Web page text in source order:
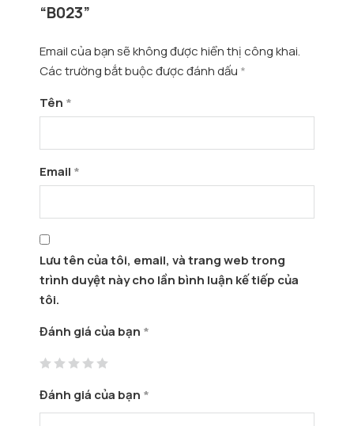
“B023”
Email của bạn sẽ không được hiển thị công khai.
Các trường bắt buộc được đánh dấu *
Tên *
Email *
Lưu tên của tôi, email, và trang web trong
trình duyệt này cho lần bình luận kế tiếp của
tôi.
Đánh giá của bạn *
Đánh giá của bạn *